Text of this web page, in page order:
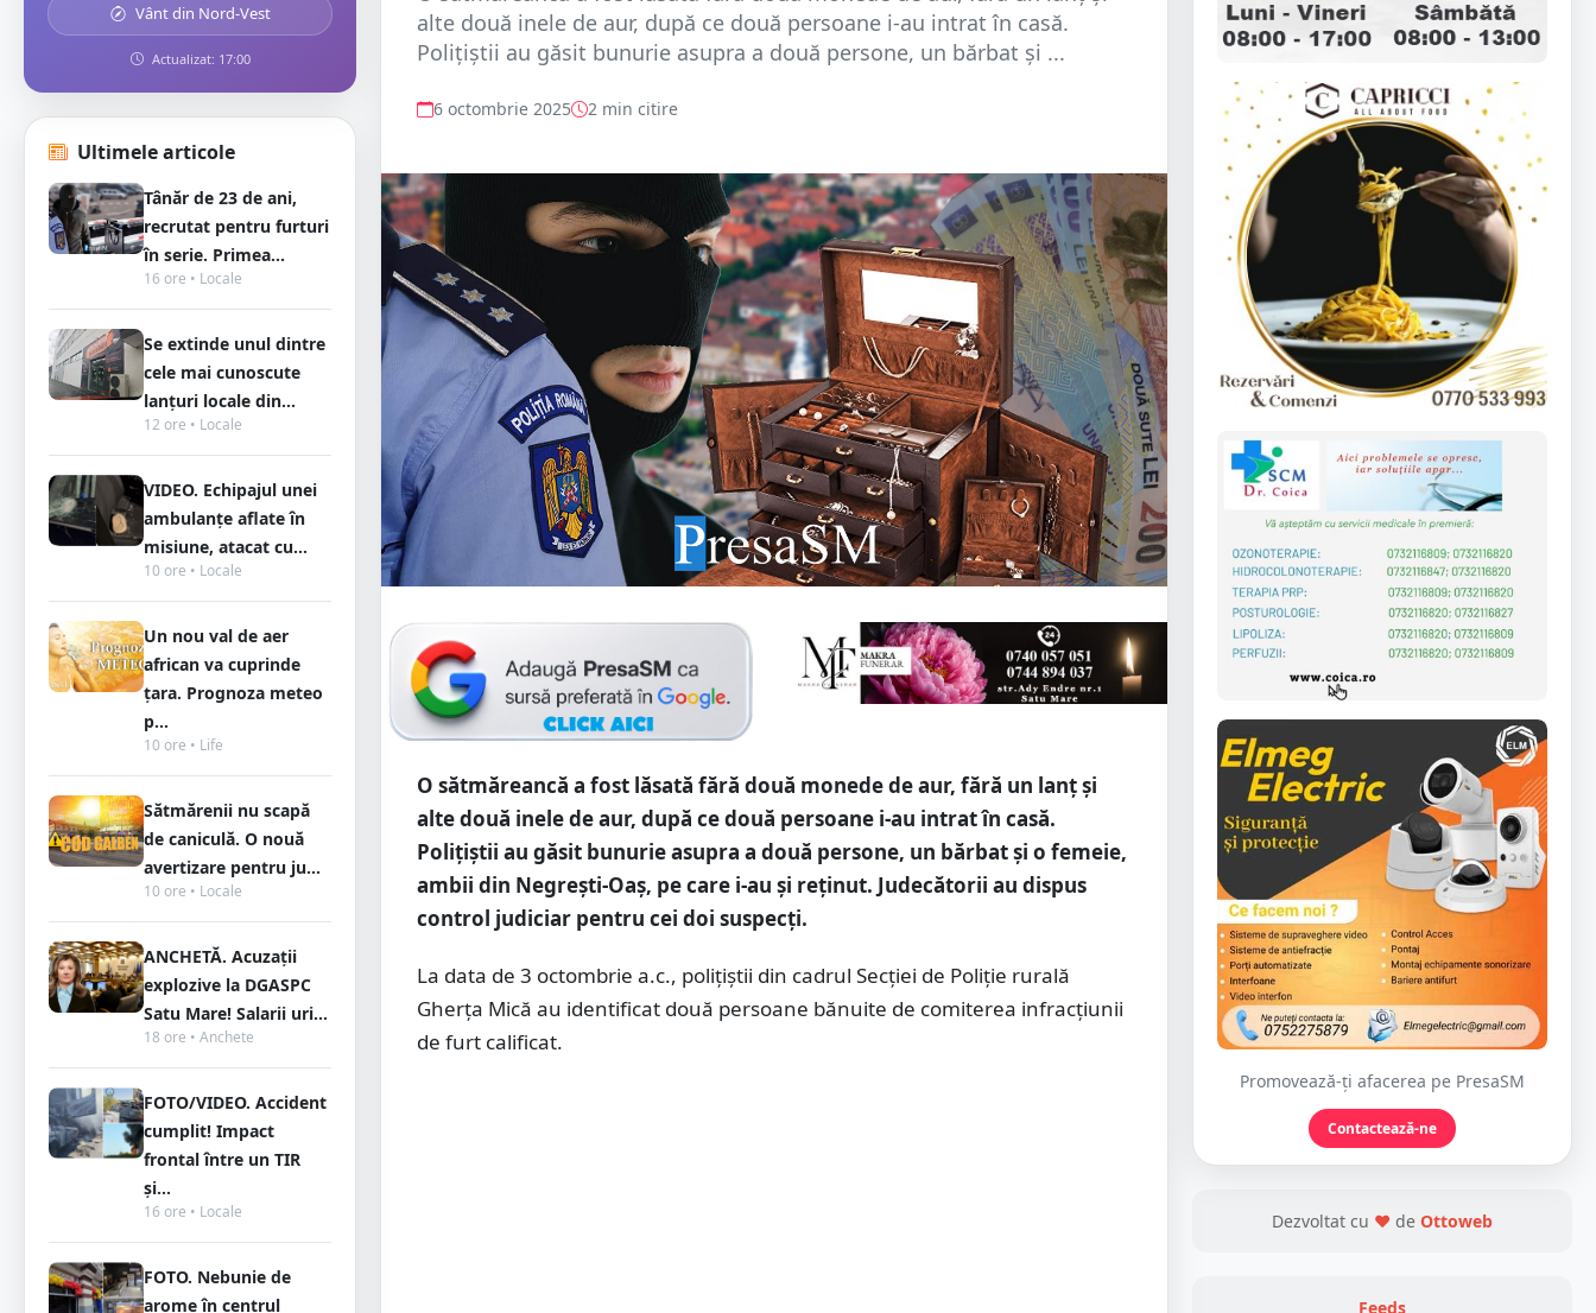
Vânt din Nord-Vest
Actualizat: 17:00
Ultimele articole
Tânăr de 23 de ani,
recrutat pentru furturi
în serie. Primea...
16 ore • Locale
Se extinde unul dintre
cele mai cunoscute
lanțuri locale din...
12 ore • Locale
VIDEO. Echipajul unei
ambulanțe aflate în
misiune, atacat cu...
10 ore • Locale
Un nou val de aer
african va cuprinde
țara. Prognoza meteo
p...
10 ore • Life
Sătmărenii nu scapă
de caniculă. O nouă
avertizare pentru ju...
10 ore • Locale
ANCHETĂ. Acuzații
explozive la DGASPC
Satu Mare! Salarii uri...
18 ore • Anchete
FOTO/VIDEO. Accident
cumplit! Impact
frontal între un TIR
și...
16 ore • Locale
FOTO. Nebunie de
arome în centrul
alte două inele de aur, după ce două persoane i-au intrat în casă.
Polițiștii au găsit bunurie asupra a două persone, un bărbat și ...
6 octombrie 2025 2 min citire
O sătmăreancă a fost lăsată fără două monede de aur, fără un lanț și
alte două inele de aur, după ce două persoane i-au intrat în casă.
Polițiștii au găsit bunurie asupra a două persone, un bărbat și o femeie,
ambii din Negrești-Oaș, pe care i-au și reținut. Judecătorii au dispus
control judiciar pentru cei doi suspecți.
La data de 3 octombrie a.c., polițiștii din cadrul Secției de Poliție rurală
Gherța Mică au identificat două persoane bănuite de comiterea infracțiunii
de furt calificat.
Promovează-ți afacerea pe PresaSM
Contactează-ne
Dezvoltat cu ❤ de Ottoweb
Feeds